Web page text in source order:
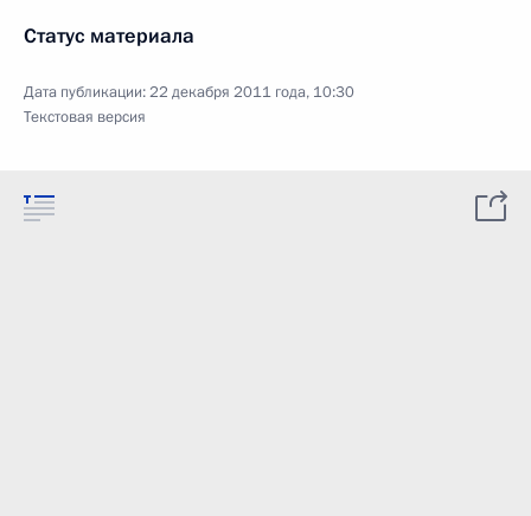
Статус материала
Дата публикации:22 декабря 2011 года, 10:30
Текстовая версия